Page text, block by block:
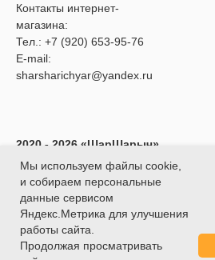
Контакты интернет-
магазина:
Тел.: +7 (920) 653-95-76
E-mail:
sharsharichyar@yandex.ru
2020 - 2026 «ШарШарыч»
- Доставка воздушных
шаров в Ярославле.
ИП Глибина Ксения
Юрьевна
ИНН 760414438188
ОГРНИП 320762700039451
Мы используем файлы cookie,
и собираем персональные
данные сервисом
Яндекс.Метрика для улучшения
работы сайта.
Продолжая просматривать